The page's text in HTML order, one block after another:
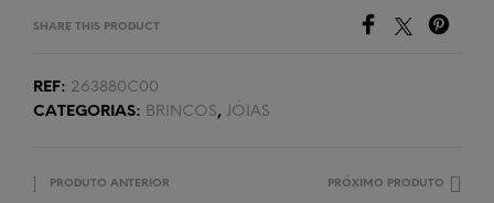
SHARE THIS PRODUCT
REF: 263880C00
CATEGORIAS: BRINCOS, JÓIAS
PRODUTO ANTERIOR PRÓXIMO PRODUTO